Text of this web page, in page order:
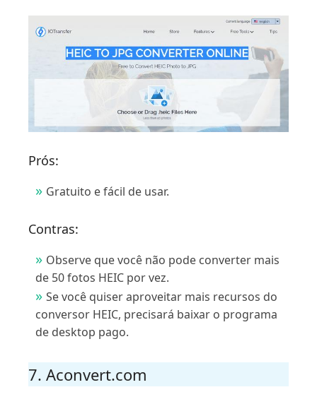
Prós:
Gratuito e fácil de usar.
Contras:
Observe que você não pode converter mais
de 50 fotos HEIC por vez.
Se você quiser aproveitar mais recursos do
conversor HEIC, precisará baixar o programa
de desktop pago.
7. Aconvert.com